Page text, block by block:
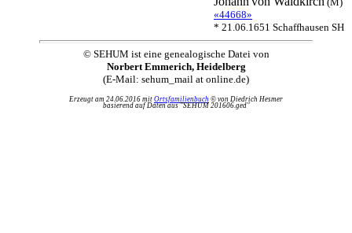
«44668»
* 21.06.1651 Schaffhausen SH
© SEHUM ist eine genealogische Datei von
Norbert Emmerich, Heidelberg
(E-Mail: sehum_mail at online.de)
Erzeugt am 24.06.2016 mit Ortsfamilienbuch © von Diedrich Hesmer
basierend auf Daten aus "SEHUM 201606.ged"